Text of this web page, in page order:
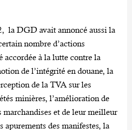
la DGD avait annoncé aussi la
nombre d’actions
accordée à la lutte contre la
de l’intégrité en douane, la
de la TVA sur les
minières, l’amélioration de
marchandises et de leur meilleur
apurements des manifestes, la